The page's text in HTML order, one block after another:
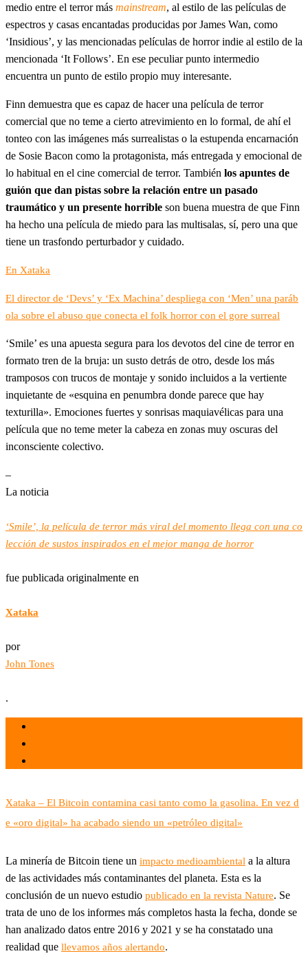
medio entre el terror más mainstream, al estilo de las películas de
espectros y casas encantadas producidas por James Wan, como
‘Insidious’, y las mencionadas películas de horror indie al estilo de la
mencionada ‘It Follows’. En ese peculiar punto intermedio
encuentra un punto de estilo propio muy interesante.
Finn demuestra que es capaz de hacer una película de terror
comercial que no teme a cierto atrevimiento en lo formal, de ahí el
tonteo con las imágenes más surrealistas o la estupenda encarnación
de Sosie Bacon como la protagonista, más entregada y emocional de
lo habitual en el cine comercial de terror. También los apuntes de
guión que dan pistas sobre la relación entre un pasado
traumático y un presente horrible son buena muestra de que Finn
ha hecho una película de miedo para las multisalas, sí, pero una que
tiene un trasfondo perturbador y cuidado.
En Xataka
El director de ‘Devs’ y ‘Ex Machina’ despliega con ‘Men’ una paráb
ola sobre el abuso que conecta el folk horror con el gore surreal
‘Smile’ es una apuesta segura para los devotos del cine de terror en
formato tren de la bruja: un susto detrás de otro, desde los más
tramposos con trucos de montaje y sonido incluidos a la vertiente
inquietante de «esquina en penumbra donde parece que hay
texturilla». Emociones fuertes y sonrisas maquiavélicas para una
película que no teme meter la cabeza en zonas muy oscuras del
inconsciente colectivo.
–
La noticia
‘Smile’, la película de terror más viral del momento llega con una co
lección de sustos inspirados en el mejor manga de horror
fue publicada originalmente en
Xataka
por
John Tones
.
Xataka – El Bitcoin contamina casi tanto como la gasolina. En vez d
e «oro digital» ha acabado siendo un «petróleo digital»
La minería de Bitcoin tiene un impacto medioambiental a la altura
de las actividades más contaminantes del planeta. Esta es la
conclusión de un nuevo estudio publicado en la revista Nature. Se
trata de uno de los informes más completos hasta la fecha, donde se
han analizado datos entre 2016 y 2021 y se ha constatado una
realidad que llevamos años alertando.